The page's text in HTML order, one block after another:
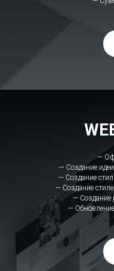
—
— Создание
— Создание
— Создание
— Создание
—